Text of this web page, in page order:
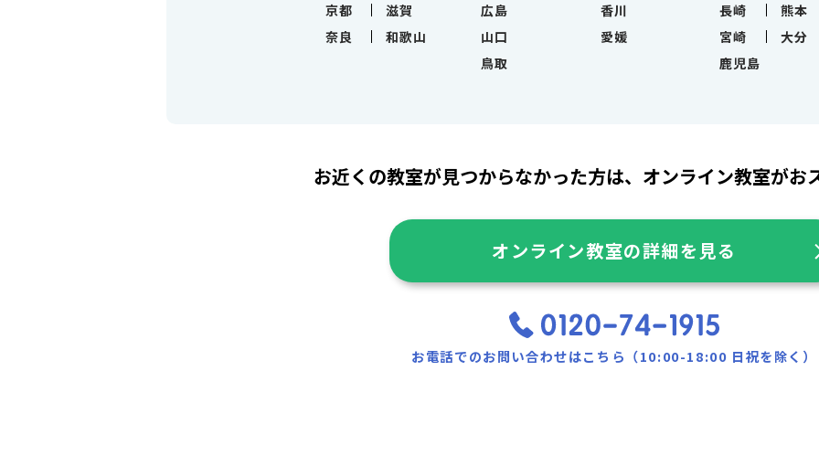
京都
滋賀
奈良
和歌山
広島
山口
鳥取
香川
愛媛
長崎
熊本
宮崎
大分
鹿児島
お近くの教室が見つからなかった方は、 オンライン教室がお
オンライン教室の詳細を見る
お電話でのお問い合わせはこちら（10:00-18:00 日祝を除く）